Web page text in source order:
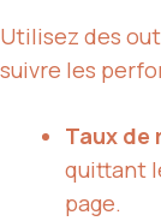
Utilisez des
suivre les
Taux de
quittant
page.